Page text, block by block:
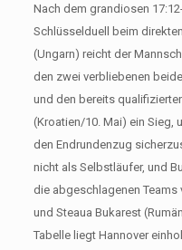
Nach dem grandiosen
Schlüsselduell beim
(Ungarn) reicht der
den zwei verbliebenen
und den bereits
(Kroatien/10. Mai) ein Sieg,
den Endrundenzug
nicht als Selbstläufer, und
die abgeschlagenen Teams
und Steaua Bukarest
Tabelle liegt Hannover